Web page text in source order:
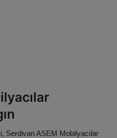
Serdivan ASEM Mobilyacılar